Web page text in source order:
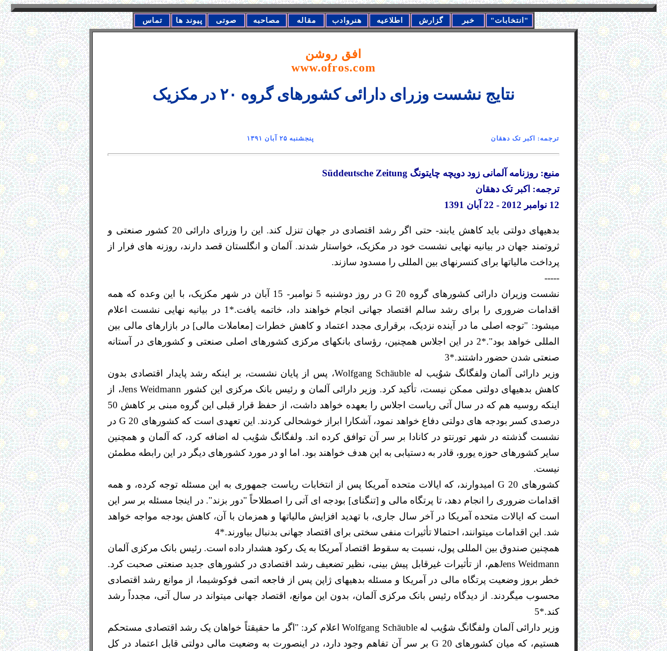
تماس پیوند ها صوتی مصاحبه مقاله هنروادب اطلاعیه گزارش خبر "انتخابات"
افق روشن
www.ofros.com
نتایج نشست وزرای دارائی کشورهای گروه ٢٠ در مکزیک
ترجمه: اکبر تک دهقان پنجشنبه ٢۵ آبان ١٣٩١
منبع: روزنامه آلمانی زود دویچه چایتونگ Süddeutsche Zeitung
ترجمه: اکبر تک دهقان
12 نوامبر 2012 - 22 آبان 1391
بدهیهای دولتی باید کاهش یابند- حتی اگر رشد اقتصادی در جهان تنزل کند. این را وزرای دارائی 20 کشور صنعتی و
ثروتمند جهان در بیانیه نهایی نشست خود در مکزیک، خواستار شدند. آلمان و انگلستان قصد دارند، روزنه های فرار از
پرداخت مالیاتها برای کنسرنهای بین المللی را مسدود سازند.
-----
نشست وزیران دارائی کشورهای گروه G 20 در روز دوشنبه 5 نوامبر- 15 آبان در شهر مکزیک، با این وعده که همه
اقدامات ضروری را برای رشد سالم اقتصاد جهانی انجام خواهند داد، خاتمه یافت.*1 در بیانیه نهایی نشست اعلام
میشود: "توجه اصلی ما در آینده نزدیک، برقراری مجدد اعتماد و کاهش خطرات [معاملات مالی] در بازارهای مالی بین
المللی خواهد بود".*2 در این اجلاس همچنین، رؤسای بانکهای مرکزی کشورهای اصلی صنعتی و کشورهای در آستانه
صنعتی شدن حضور داشتند.*3
وزیر دارائی آلمان ولفگانگ شوُیب له Wolfgang Schäuble، پس از پایان نشست، بر اینکه رشد پایدار اقتصادی بدون
کاهش بدهیهای دولتی ممکن نیست، تأکید کرد. وزیر دارائی آلمان و رئیس بانک مرکزی این کشور Jens Weidmann، از
اینکه روسیه هم که در سال آتی ریاست اجلاس را بعهده خواهد داشت، از حفظ قرار قبلی این گروه مبنی بر کاهش 50
درصدی کسر بودجه های دولتی دفاع خواهد نمود، آشکارا ابراز خوشحالی کردند. این تعهدی است که کشورهای G 20 در
نشست گذشته در شهر تورنتو در کانادا بر سر آن توافق کرده اند. ولفگانگ شوُیب له اضافه کرد، که آلمان و همچنین
سایر کشورهای حوزه یورو، قادر به دستیابی به این هدف خواهند بود. اما او در مورد کشورهای دیگر در این رابطه مطمئن
نیست.
کشورهای G 20 امیدوارند، که ایالات متحده آمریکا پس از انتخابات ریاست جمهوری به این مسئله توجه کرده، و همه
اقدامات ضروری را انجام دهد، تا پرتگاه مالی و [تنگنای] بودجه ای آتی را اصطلاحاً "دور بزند". در اینجا مسئله بر سر این
است که ایالات متحده آمریکا در آخر سال جاری، با تهدید افزایش مالیاتها و همزمان با آن، کاهش بودجه مواجه خواهد
شد. این اقدامات میتوانند، احتمالا تأثیرات منفی سختی برای اقتصاد جهانی بدنبال بیاورند.*4
همچنین صندوق بین المللی پول، نسبت به سقوط اقتصاد آمریکا به یک رکود هشدار داده است. رئیس بانک مرکزی آلمان
Jens Weidmannهم، از تأثیرات غیرقابل پیش بینی، نظیر تضعیف رشد اقتصادی در کشورهای جدید صنعتی صحبت کرد.
خطر بروز وضعیت پرتگاه مالی در آمریکا و مسئله بدهیهای ژاپن پس از فاجعه اتمی فوکوشیما، از موانع رشد اقتصادی
محسوب میگردند. از دیدگاه رئیس بانک مرکزی آلمان، بدون این موانع، اقتصاد جهانی میتواند در سال آتی، مجدداً رشد
کند.*5
وزیر دارائی آلمان ولفگانگ شوُیب له Wolfgang Schäuble اعلام کرد: "اگر ما حقیقتاً خواهان یک رشد اقتصادی مستحکم
هستیم، که میان کشورهای G 20 بر سر آن تفاهم وجود دارد، در اینصورت به وضعیت مالی دولتی قابل اعتماد در کل